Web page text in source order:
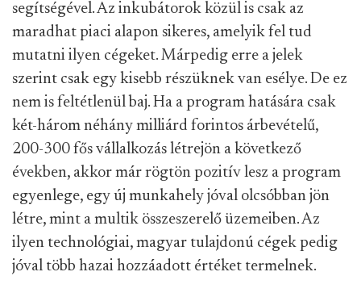
segítségével. Az inkubátorok közül is csak az
maradhat piaci alapon sikeres, amelyik fel tud
mutatni ilyen cégeket. Márpedig erre a jelek
szerint csak egy kisebb részüknek van esélye. De ez
nem is feltétlenül baj. Ha a program hatására csak
két-három néhány milliárd forintos árbevételű,
200-300 fős vállalkozás létrejön a következő
években, akkor már rögtön pozitív lesz a program
egyenlege, egy új munkahely jóval olcsóbban jön
létre, mint a multik összeszerelő üzemeiben. Az
ilyen technológiai, magyar tulajdonú cégek pedig
jóval több hazai hozzáadott értéket termelnek.